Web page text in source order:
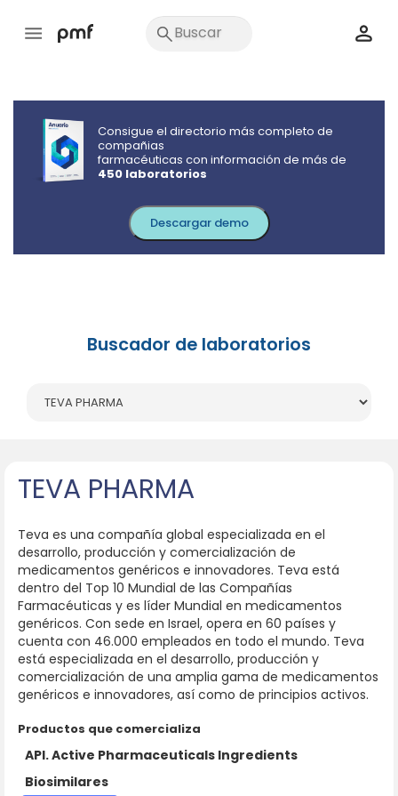
Consigue el directorio más completo de
compañias
farmacéuticas con información de más de
450 laboratorios
Descargar demo
Buscador de laboratorios
TEVA PHARMA
Teva es una compañía global especializada en el
desarrollo, producción y comercialización de
medicamentos genéricos e innovadores. Teva está
dentro del Top 10 Mundial de las Compañías
Farmacéuticas y es líder Mundial en medicamentos
genéricos. Con sede en Israel, opera en 60 países y
cuenta con 46.000 empleados en todo el mundo. Teva
está especializada en el desarrollo, producción y
comercialización de una amplia gama de medicamentos
genéricos e innovadores, así como de principios activos.
Productos que comercializa
API. Active Pharmaceuticals Ingredients
Biosimilares